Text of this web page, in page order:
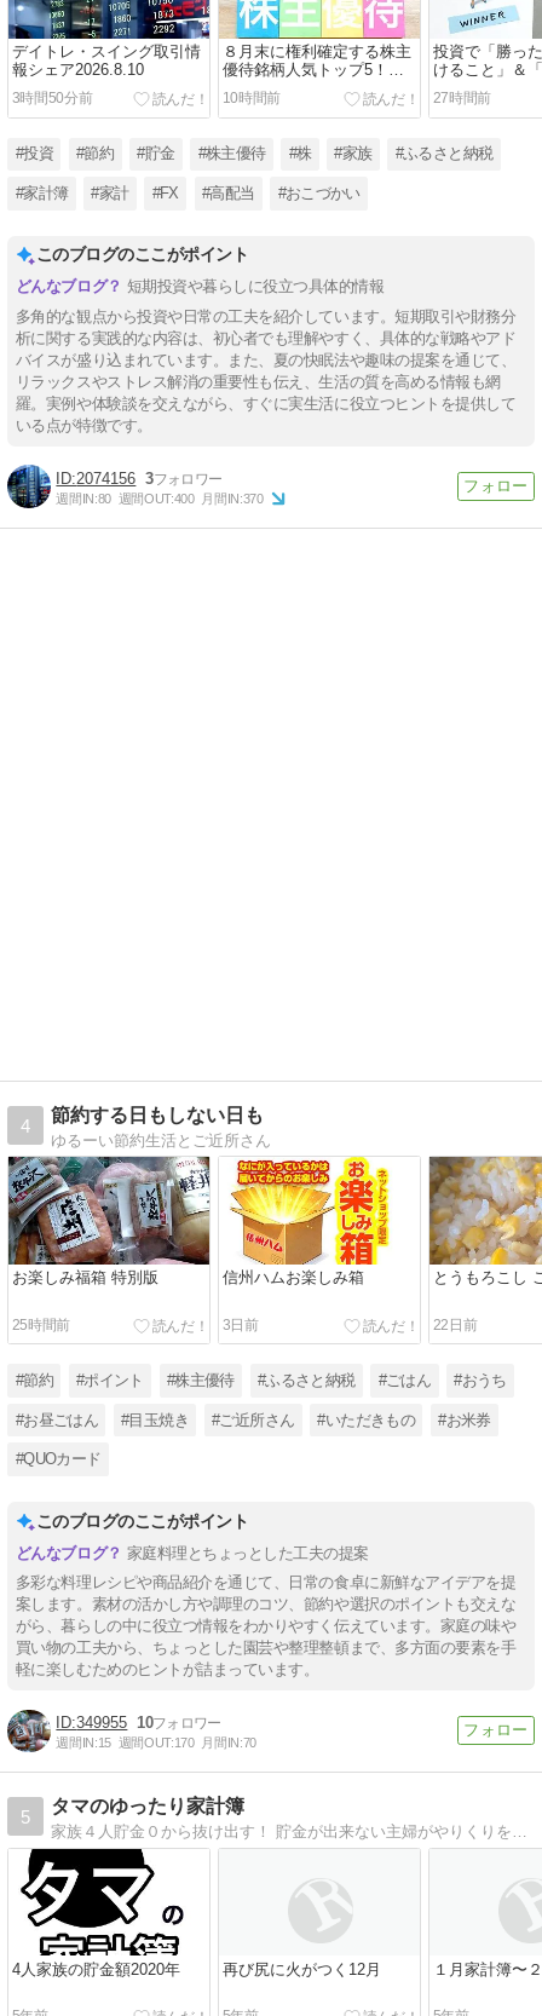
デイトレ・スイング取引情
報シェア2026.8.10
3時間50分前
８月末に権利確定する株主
優待銘柄人気トップ5！
【2026年版】
10時間前
投資で「勝っ
けること」＆
気をつけるこ
27時間前
#投資 #節約 #貯金 #株主優待 #株 #家族 #ふるさと納税
#家計簿 #家計 #FX #高配当 #おこづかい
このブログのここがポイント
短期投資や暮らしに役立つ具体的情報
多角的な観点から投資や日常の工夫を紹介しています。短期取引や財務分
析に関する実践的な内容は、初心者でも理解やすく、具体的な戦略やアド
バイスが盛り込まれています。また、夏の快眠法や趣味の提案を通じて、
リラックスやストレス解消の重要性も伝え、生活の質を高める情報も網
羅。実例や体験談を交えながら、すぐに実生活に役立つヒントを提供して
いる点が特徴です。
2074156 3
週間IN:80 週間OUT:400 月間IN:370
4
節約する日もしない日も
ゆるーい節約生活とご近所さん
お楽しみ福箱 特別版
25時間前
信州ハムお楽しみ箱
3日前
とうもろこし
22日前
#節約 #ポイント #株主優待 #ふるさと納税 #ごはん #おうち
#お昼ごはん #目玉焼き #ご近所さん #いただきもの #お米券
#QUOカード
このブログのここがポイント
家庭料理とちょっとした工夫の提案
多彩な料理レシピや商品紹介を通じて、日常の食卓に新鮮なアイデアを提
案します。素材の活かし方や調理のコツ、節約や選択のポイントも交えな
がら、暮らしの中に役立つ情報をわかりやすく伝えています。家庭の味や
買い物の工夫から、ちょっとした園芸や整理整頓まで、多方面の要素を手
軽に楽しむためのヒントが詰まっています。
349955 10
週間IN:15 週間OUT:170 月間IN:70
5
タマのゆったり家計簿
4人家族の貯金額2020年 再び尻に火がつく12月 １月家計簿〜